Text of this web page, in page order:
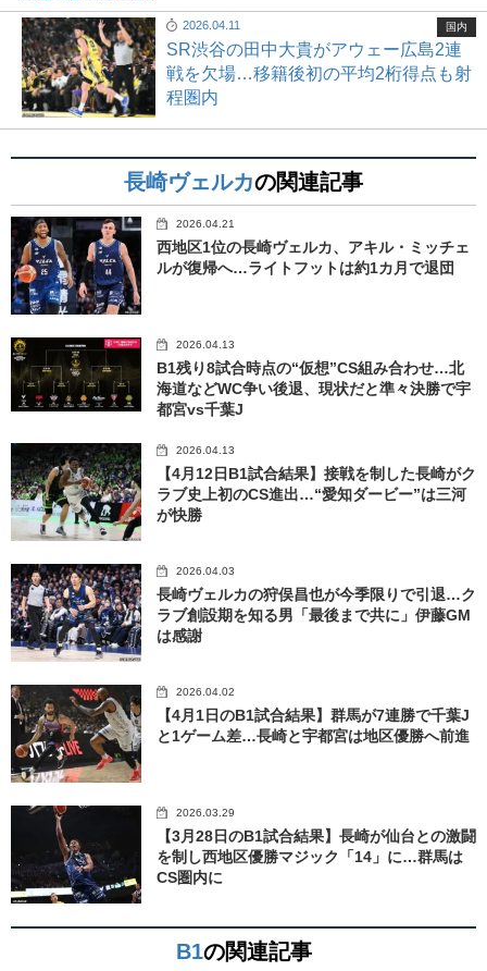
2026.04.11
SR渋谷の田中大貴がアウェー広島2連
戦を欠場…移籍後初の平均2桁得点も射
程圏内
国内
長崎ヴェルカの関連記事
2026.04.21
西地区1位の長崎ヴェルカ、アキル・ミッチェ
ルが復帰へ…ライトフットは約1カ月で退団
2026.04.13
B1残り8試合時点の“仮想”CS組み合わせ…北
海道などWC争い後退、現状だと準々決勝で宇
都宮vs千葉J
2026.04.13
【4月12日B1試合結果】接戦を制した長崎がク
ラブ史上初のCS進出…“愛知ダービー”は三河
が快勝
2026.04.03
長崎ヴェルカの狩俣昌也が今季限りで引退…ク
ラブ創設期を知る男「​最後まで共に」伊藤GM
は感謝
2026.04.02
【4月1日のB1試合結果】群馬が7連勝で千葉J
と1ゲーム差…長崎と宇都宮は地区優勝へ前進
2026.03.29
【3月28日のB1試合結果】長崎が仙台との激闘
を制し西地区優勝マジック「14」に…群馬は
CS圏内に
B1の関連記事